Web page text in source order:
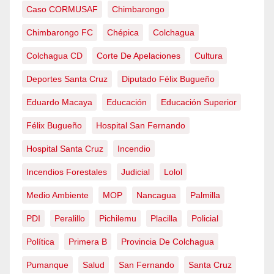
Caso CORMUSAF Chimbarongo
Chimbarongo FC Chépica Colchagua
Colchagua CD Corte De Apelaciones Cultura
Deportes Santa Cruz Diputado Félix Bugueño
Eduardo Macaya Educación Educación Superior
Félix Bugueño Hospital San Fernando
Hospital Santa Cruz Incendio
Incendios Forestales Judicial Lolol
Medio Ambiente MOP Nancagua Palmilla
PDI Peralillo Pichilemu Placilla Policial
Política Primera B Provincia De Colchagua
Pumanque Salud San Fernando Santa Cruz